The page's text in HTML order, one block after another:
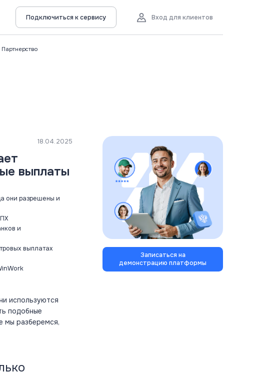
Подключиться к сервису Вход для клиентов
Партнерство
18.04.2025
выплаты
они разрешены и
и
выплатах
используются
подобные
мы разберемся,
Записаться на
демонстрацию платформы